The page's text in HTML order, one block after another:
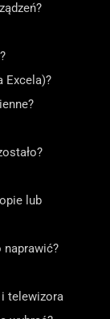
Excela)?
lub
naprawić?
telewizora